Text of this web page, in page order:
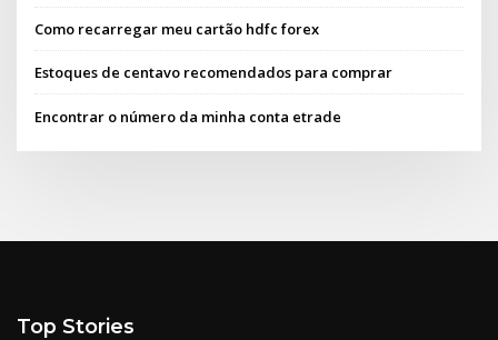
Como recarregar meu cartão hdfc forex
Estoques de centavo recomendados para comprar
Encontrar o número da minha conta etrade
Top Stories